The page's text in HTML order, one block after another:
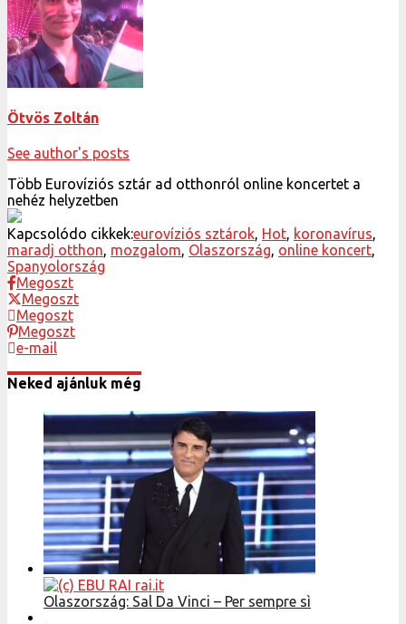
Ötvös Zoltán
See author's posts
Több Eurovíziós sztár ad otthonról online koncertet a
nehéz helyzetben
Kapcsolódo cikkek:eurovíziós sztárok, Hot, koronavírus,
maradj otthon, mozgalom, Olaszország, online koncert,
Spanyolország
Megoszt
Megoszt
Megoszt
Megoszt
e-mail
Neked ajánluk még
Olaszország: Sal Da Vinci – Per sempre sì